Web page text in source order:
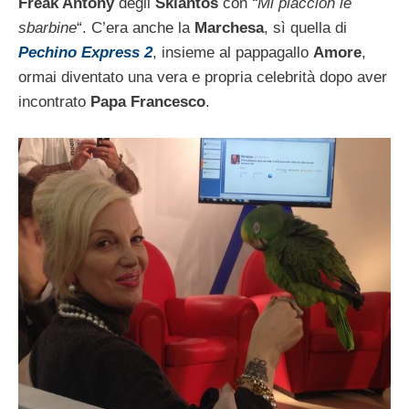
Freak Antonydegli Skiantos con “Mi piaccion le
sbarbine“. C’era anche la Marchesa, sì quella di
Pechino Express 2, insieme al pappagallo Amore,
ormai diventato una vera e propria celebrità dopo aver
incontrato Papa Francesco.